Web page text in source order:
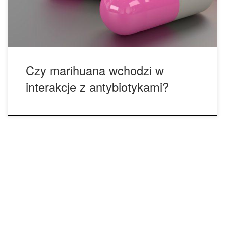
skuteczność antybiotyków (i nawiasem […]
Czy marihuana wchodzi w
interakcje z antybiotykami?